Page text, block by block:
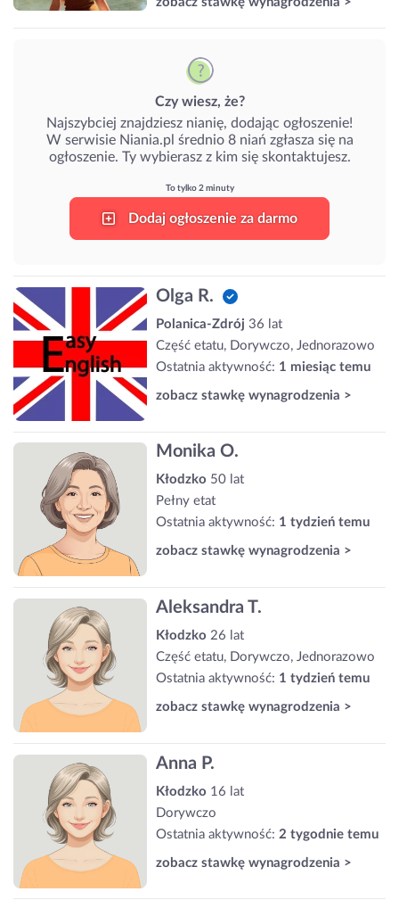
Czy wiesz, że?
Najszybciej znajdziesz nianię, dodając ogłoszenie!
W serwisie Niania.pl średnio 8 niań zgłasza się na
ogłoszenie. Ty wybierasz z kim się skontaktujesz.
To tylko 2 minuty
Dodaj ogłoszenie za darmo
Olga R.
Polanica-Zdrój 36 lat
Część etatu, Dorywczo, Jednorazowo
Ostatnia aktywność: 1 miesiąc temu
zobacz stawkę wynagrodzenia >
Monika O.
Kłodzko 50 lat
Pełny etat
Ostatnia aktywność: 1 tydzień temu
zobacz stawkę wynagrodzenia >
Aleksandra T.
Kłodzko 26 lat
Część etatu, Dorywczo, Jednorazowo
Ostatnia aktywność: 1 tydzień temu
zobacz stawkę wynagrodzenia >
Anna P.
Kłodzko 16 lat
Dorywczo
Ostatnia aktywność: 2 tygodnie temu
zobacz stawkę wynagrodzenia >